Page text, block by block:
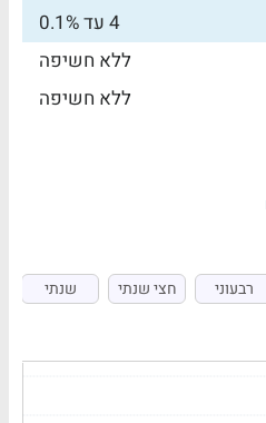
4 עד 0.1%
ללא חשיפה
ללא חשיפה
רבעוני חצי שנתי שנתי